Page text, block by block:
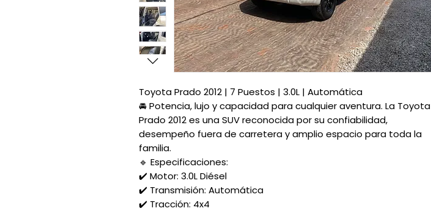
Toyota Prado 2012 | 7 Puestos | 3.0L | Automática
🚘 Potencia, lujo y capacidad para cualquier aventura. La Toyota
Prado 2012 es una SUV reconocida por su confiabilidad,
desempeño fuera de carretera y amplio espacio para toda la
familia.
🔹 Especificaciones:
✔️ Motor: 3.0L Diésel
✔️ Transmisión: Automática
✔️ Tracción: 4x4